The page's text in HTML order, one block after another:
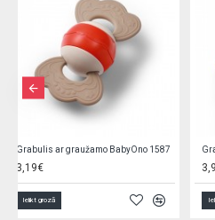
Grabulis ar graužamo BabyOno 1589
3,19€
Ielikt grozā